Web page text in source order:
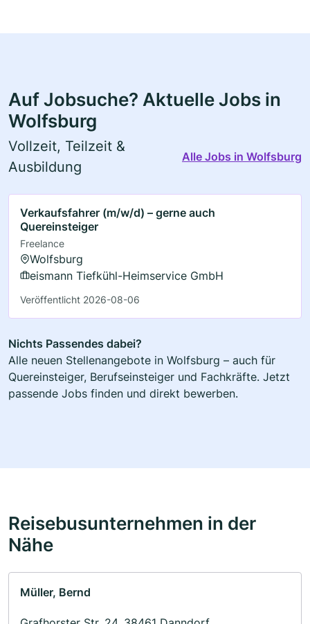
Auf Jobsuche? Aktuelle Jobs in
Wolfsburg
Vollzeit, Teilzeit &
Ausbildung
Alle Jobs in Wolfsburg
Verkaufsfahrer (m/w/d) – gerne auch
Quereinsteiger
Freelance
Wolfsburg
eismann Tiefkühl-Heimservice GmbH
Veröffentlicht 2026-08-06
Nichts Passendes dabei?
Alle neuen Stellenangebote in Wolfsburg – auch für
Quereinsteiger, Berufseinsteiger und Fachkräfte. Jetzt
passende Jobs finden und direkt bewerben.
Reisebusunternehmen in der
Nähe
Müller, Bernd